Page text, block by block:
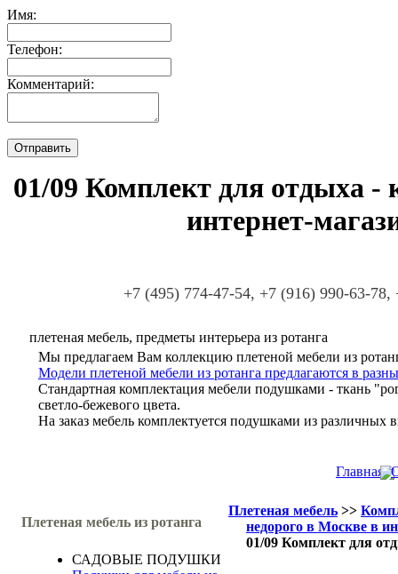
Имя:
Телефон:
Комментарий:
01/09 Комплект для отдыха -
интернет-
+7 (495) 774-47-54, +7 (916) 990-63-78,
плетеная мебель, предметы интерьера из ротанга
Мы предлагаем Вам коллекцию плетеной мебели из
Модели плетеной мебели из ротанга предлагаются в
Стандартная комплектация мебели подушками - ткань
светло-бежевого цвета.
На заказ мебель комплектуется подушками из различных
Главная
Плетеная мебель из ротанга
САДОВЫЕ ПОДУШКИ
Плетеная мебель >>
недорого в Москве в
01/09 Комплект для